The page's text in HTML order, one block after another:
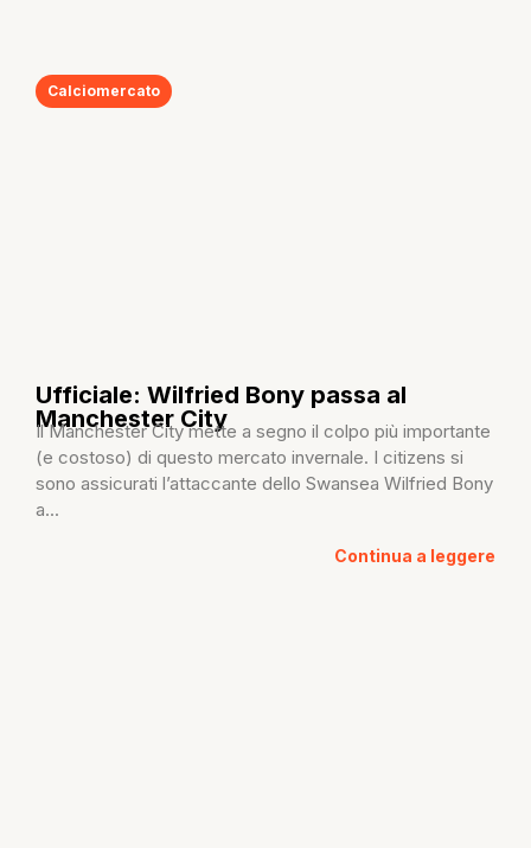
Calciomercato
Ufficiale: Wilfried Bony passa al
Manchester City
Il Manchester City mette a segno il colpo più importante
(e costoso) di questo mercato invernale. I citizens si
sono assicurati l’attaccante dello Swansea Wilfried Bony
a...
Continua a leggere